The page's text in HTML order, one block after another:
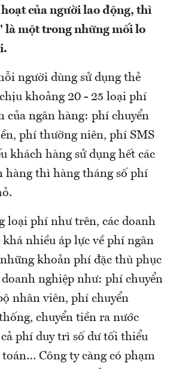
của người lao động, thì
là một trong những mối lo
người dùng sử dụng thẻ
khoảng 20 - 25 loại phí
của ngân hàng: phí chuyển
phí thường niên, phí SMS
khách hàng sử dụng hết các
hàng thì hàng tháng số phí
loại phí như trên, các doanh
khá nhiều áp lực về phí ngân
khoản phí đặc thù phục
nghiệp như: phí chuyển
nhân viên, phí chuyển
chuyển tiền ra nước
phí duy trì số dư tối thiểu
Công ty càng có phạm